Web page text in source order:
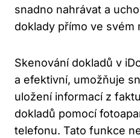
snadno nahrávat a
doklady přímo ve svém
Skenování dokladů v
a efektivní, umožňuje
uložení informací z
dokladů pomocí
telefonu. Tato funkce